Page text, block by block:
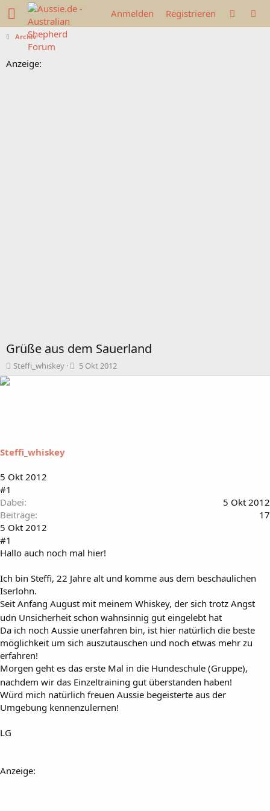
Anmelden Registrieren
Archiv
Anzeige:
Grüße aus dem Sauerland
T
h
a
t
Steffi_whiskey
B
e
5 Okt 2012
Steffi_whiskey
5 Okt 2012
#1
Dabei
5 Okt 2012
Beiträge
17
5 Okt 2012
#1
Hallo auch noch mal hier!
Ich bin Steffi, 22 Jahre alt und komme aus dem beschaulichen
Iserlohn.
Seit Anfang August mit meinem Whiskey, der sich trotz Angst
udn Unsicherheit schon wahnsinnig gut eingelebt hat
Da ich noch Aussie unerfahren bin, ist hier natürlich die beste
möglichkeit um sich auszutauschen und noch etwas mehr zu
erfahren!
Morgen geht es das erste Mal in die Hundeschule (Gruppe),
nachdem wir das Einzeltraining gut überstanden haben!
Würd mich natürlich freuen Aussie begeisterte aus der
Umgebung kennenzulernen!
LG
Anzeige: